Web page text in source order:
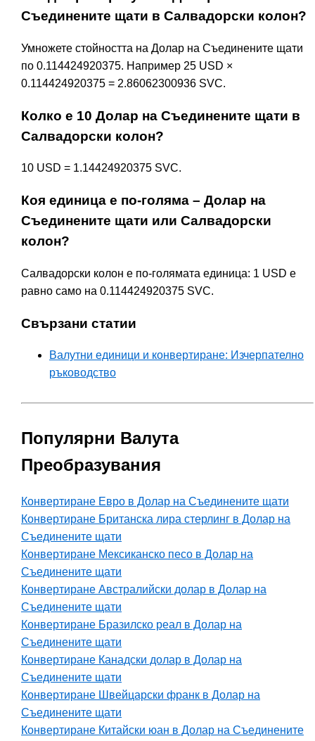
Съединените щати в Салвадорски колон?
Умножете стойността на Долар на Съединените щати
по 0.114424920375. Например 25 USD ×
0.114424920375 = 2.86062300936 SVC.
Колко е 10 Долар на Съединените щати в
Салвадорски колон?
10 USD = 1.14424920375 SVC.
Коя единица е по-голяма – Долар на
Съединените щати или Салвадорски
колон?
Салвадорски колон е по-голямата единица: 1 USD е
равно само на 0.114424920375 SVC.
Свързани статии
Валутни единици и конвертиране: Изчерпателно
ръководство
Популярни Валута
Преобразувания
Конвертиране Евро в Долар на Съединените щати
Конвертиране Британска лира стерлинг в Долар на
Съединените щати
Конвертиране Мексиканско песо в Долар на
Съединените щати
Конвертиране Австралийски долар в Долар на
Съединените щати
Конвертиране Бразилско реал в Долар на
Съединените щати
Конвертиране Канадски долар в Долар на
Съединените щати
Конвертиране Швейцарски франк в Долар на
Съединените щати
Конвертиране Китайски юан в Долар на Съединените